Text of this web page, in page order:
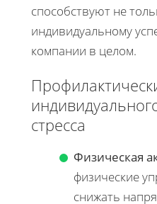
способствуют не
индивидуальному
компании в целом.
стресса
Физическая
физические
снижать